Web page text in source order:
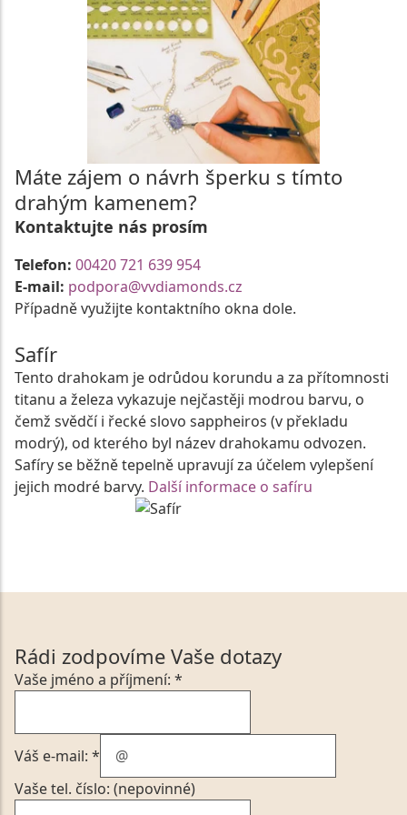
Máte zájem o návrh šperku s tímto
drahým kamenem?
Kontaktujte nás prosím
Telefon: 00420 721 639 954
E-mail: podpora@vvdiamonds.cz
Případně využijte kontaktního okna dole.
Safír
Tento drahokam je odrůdou korundu a za přítomnosti
titanu a železa vykazuje nejčastěji modrou barvu, o
čemž svědčí i řecké slovo sappheiros (v překladu
modrý), od kterého byl název drahokamu odvozen.
Safíry se běžně tepelně upravují za účelem vylepšení
jejich modré barvy. Další informace o safíru
Rádi zodpovíme Vaše dotazy
Vaše jméno a příjmení: *
Váš e-mail: *
Vaše tel. číslo: (nepovinné)